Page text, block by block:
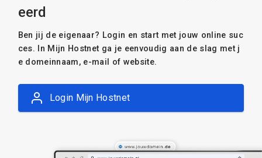
eerd
Ben jij de eigenaar? Login en start met jouw online suc
ces. In Mijn Hostnet ga je eenvoudig aan de slag met j
e domeinnaam, e-mail of website.
Login Mijn Hostnet